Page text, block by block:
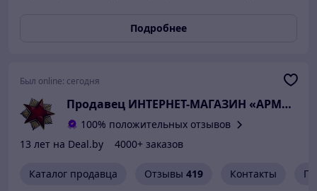
минимальном весе с запасом обеспечивает прочность,
необходимую для удержания пойманного зверя. В
нашем магазине можно всего в несколько кликов. Для
контактные данные, чтобы оператор связался с Вами
для утверждения заказа. Кроме того, заказ можно
оформить, позвонив нам по телефону +375 29 349 92 64.
Ваш заказ в кратчайшие сроки будет доставлен по
Подробнее
Был online: сегодня
Продавец
100% положительных отзывов
13 лет на Deal.by
4000+ заказов
Каталог продавца Отзывы 419 Контакты